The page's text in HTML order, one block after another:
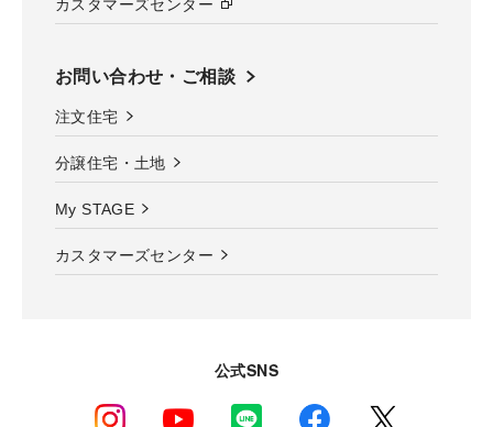
カスタマーズセンター
お問い合わせ・ご相談
注文住宅
分譲住宅・土地
My STAGE
カスタマーズセンター
公式SNS